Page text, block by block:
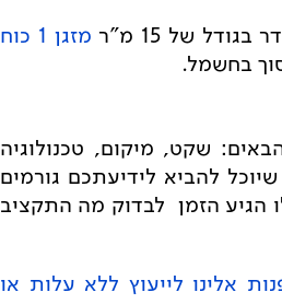
של 15 מ"ר
מזגן 1 כוח
בחשמל.
שקט, מיקום, טכנולוגיה
להביא לידיעתכם גורמים
הגיע הזמן לבדוק מה התקציב
אלינו לייעוץ ללא עלות או